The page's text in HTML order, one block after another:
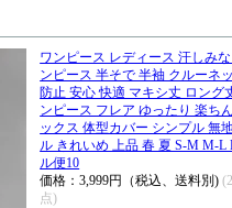
ワンピース レディース 汗しみ
ンピース 半そで 半袖 クルーネ
防止 安心 快適 マキシ丈 ロング
ンピース フレア ゆったり 楽ち
ックス 体型カバー シンプル 無
ル きれいめ 上品 春 夏 S-M M-L
ル便10
価格：3,999円（税込、送料別)
点)